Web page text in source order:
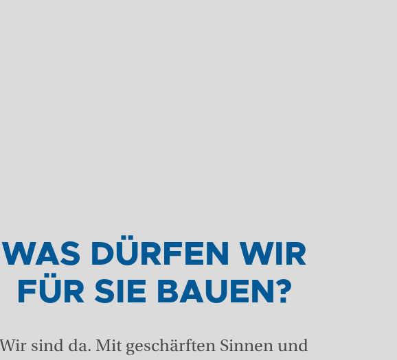
WAS DÜRFEN WIR
FÜR SIE BAUEN?
Wir sind da. Mit geschärften Sinnen und